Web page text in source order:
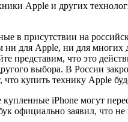
Apple и других
в присутствии на
для Apple, ни для многих
представим, что это
выбора. В России
купить технику Apple
iPhone могут
официально заявил, что